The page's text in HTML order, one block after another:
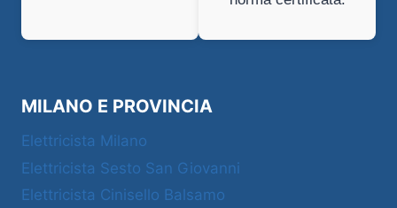
MILANO E PROVINCIA
Elettricista Milano
Elettricista Sesto San Giovanni
Elettricista Cinisello Balsamo